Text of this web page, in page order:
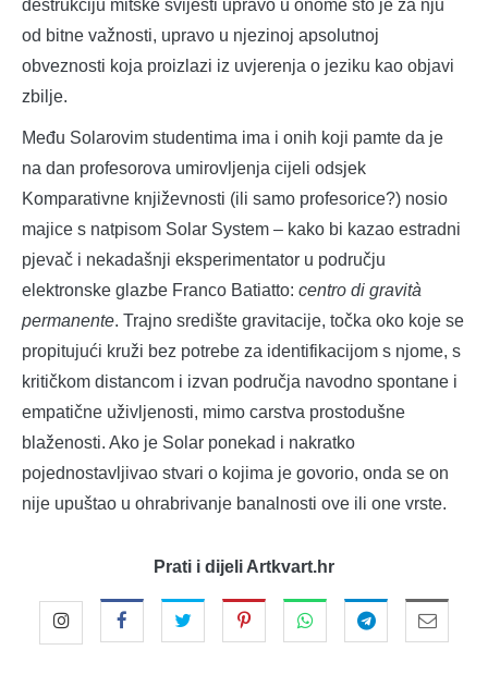
destrukciju mitske svijesti upravo u onome što je za nju
od bitne važnosti, upravo u njezinoj apsolutnoj
obveznosti koja proizlazi iz uvjerenja o jeziku kao objavi
zbilje.
Među Solarovim studentima ima i onih koji pamte da je
na dan profesorova umirovljenja cijeli odsjek
Komparativne književnosti (ili samo profesorice?) nosio
majice s natpisom Solar System – kako bi kazao estradni
pjevač i nekadašnji eksperimentator u području
elektronske glazbe Franco Batiatto: centro di gravità
permanente. Trajno središte gravitacije, točka oko koje se
propitujući kruži bez potrebe za identifikacijom s njome, s
kritičkom distancom i izvan područja navodno spontane i
empatične uživljenosti, mimo carstva prostodušne
blaženosti. Ako je Solar ponekad i nakratko
pojednostavljivao stvari o kojima je govorio, onda se on
nije upuštao u ohrabrivanje banalnosti ove ili one vrste.
Prati i dijeli Artkvart.hr